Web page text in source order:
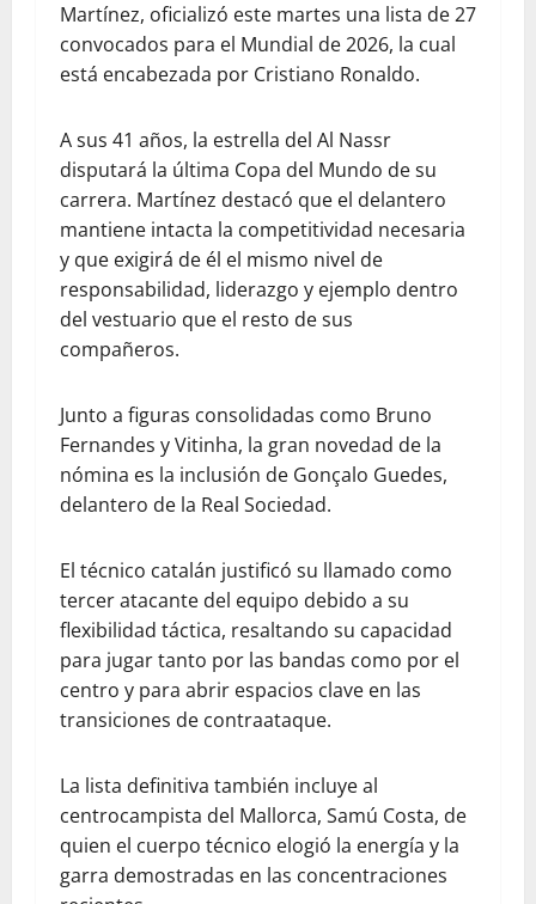
Martínez, oficializó este martes una lista de 27
convocados para el Mundial de 2026, la cual
está encabezada por Cristiano Ronaldo.
A sus 41 años, la estrella del Al Nassr
disputará la última Copa del Mundo de su
carrera. Martínez destacó que el delantero
mantiene intacta la competitividad necesaria
y que exigirá de él el mismo nivel de
responsabilidad, liderazgo y ejemplo dentro
del vestuario que el resto de sus
compañeros.
Junto a figuras consolidadas como Bruno
Fernandes y Vitinha, la gran novedad de la
nómina es la inclusión de Gonçalo Guedes,
delantero de la Real Sociedad.
El técnico catalán justificó su llamado como
tercer atacante del equipo debido a su
flexibilidad táctica, resaltando su capacidad
para jugar tanto por las bandas como por el
centro y para abrir espacios clave en las
transiciones de contraataque.
La lista definitiva también incluye al
centrocampista del Mallorca, Samú Costa, de
quien el cuerpo técnico elogió la energía y la
garra demostradas en las concentraciones